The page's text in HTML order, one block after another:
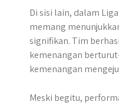
Di sisi lain, dalam
memang
signifikan. Tim
kemenangan
kemenangan
Meski begitu,